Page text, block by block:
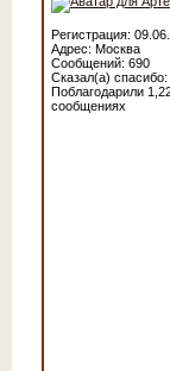
Регистрация:
Адрес: Москва
Сообщений: 690
Сказал(а) спасибо:
Поблагодарили
сообщениях